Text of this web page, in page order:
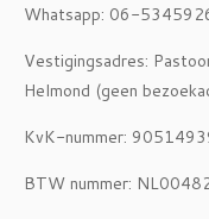
Whatsapp: 06-
Vestigingsadres:
Helmond (geen
KvK-nummer:
BTW nummer: